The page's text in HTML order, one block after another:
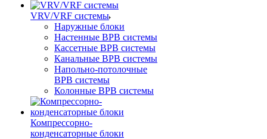
VRV/VRF системы
Наружные блоки
Настенные ВРВ системы
Кассетные ВРВ системы
Канальные ВРВ системы
Напольно-потолочные
ВРВ системы
Колонные ВРВ системы
Компрессорно-
конденсаторные блоки